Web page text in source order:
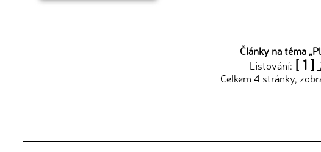
Články na téma „
Listování: [ 1 ]
Celkem 4 stránky,